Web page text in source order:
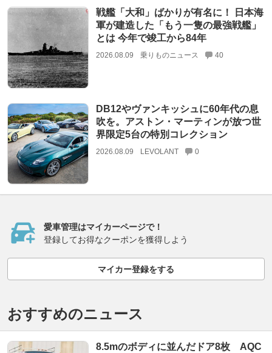
戦艦「大和」ばかりが有名に！ 日本海
軍が建造した「もう一隻の最強戦艦」
とは 今年で竣工から84年
2026.08.09 乗りものニュース 40
DB12やヴァンキッシュに60年代の息
吹を。アストン・マーティンが放つ世
界限定5台の特別コレクション
2026.08.09 LEVOLANT 0
愛車管理はマイカーページで！
登録してお得なクーポンを獲得しよう
マイカー登録をする
おすすめのニュース
8.5mのボディに並んだドア8枚 AQC